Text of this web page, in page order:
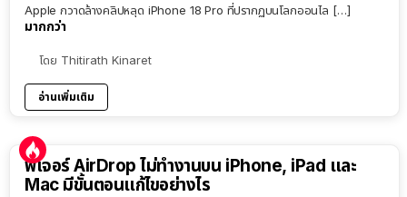
Apple กวาดล้างคลิปหลุด iPhone 18 Pro ที่ปรากฏบนโลกออนไล […]
มากกว่า
โดย Thitirath Kinaret
อ่านเพิ่มเติม
ฟีเจอร์ AirDrop ไม่ทำงานบน iPhone, iPad และ
Mac มีขั้นตอนแก้ไขอย่างไร